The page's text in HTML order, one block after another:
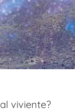
viviente?